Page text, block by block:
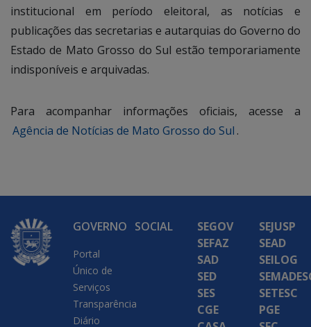
institucional em período eleitoral, as notícias e
publicações das secretarias e autarquias do Governo do
Estado de Mato Grosso do Sul estão temporariamente
indisponíveis e arquivadas.
Para acompanhar informações oficiais, acesse a
Agência de Notícias de Mato Grosso do Sul .
GOVERNO
Portal
Único de
Serviços
Transparência
Diário
SOCIAL
SEGOV
SEFAZ
SAD
SED
SES
CGE
SEJUSP
SEAD
SEILOG
SETESC
PGE